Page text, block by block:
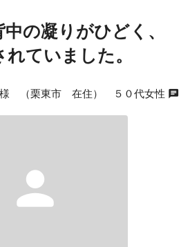
の凝りがひどく、
ていました。
（栗東市 在住） ５０代女性 chat
person